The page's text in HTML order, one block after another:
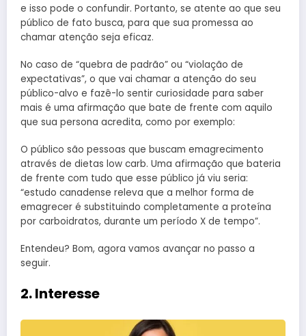
e isso pode o confundir. Portanto, se atente ao que seu
público de fato busca, para que sua promessa ao
chamar atenção seja eficaz.
No caso de “quebra de padrão” ou “violação de
expectativas”, o que vai chamar a atenção do seu
público-alvo e fazê-lo sentir curiosidade para saber
mais é uma afirmação que bate de frente com aquilo
que sua persona acredita, como por exemplo:
O público são pessoas que buscam emagrecimento
através de dietas low carb. Uma afirmação que bateria
de frente com tudo que esse público já viu seria:
“estudo canadense releva que a melhor forma de
emagrecer é substituindo completamente a proteína
por carboidratos, durante um período X de tempo”.
Entendeu? Bom, agora vamos avançar no passo a
seguir.
2. Interesse